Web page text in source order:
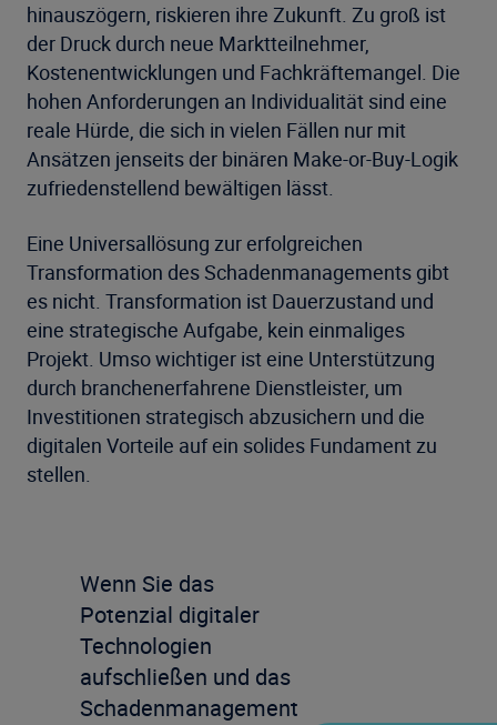
hinauszögern, riskieren ihre Zukunft. Zu groß ist
der Druck durch neue Marktteilnehmer,
Kostenentwicklungen und Fachkräftemangel. Die
hohen Anforderungen an Individualität sind eine
reale Hürde, die sich in vielen Fällen nur mit
Ansätzen jenseits der binären Make-or-Buy-Logik
zufriedenstellend bewältigen lässt.
Eine Universallösung zur erfolgreichen
Transformation des Schadenmanagements gibt
es nicht. Transformation ist Dauerzustand und
eine strategische Aufgabe, kein einmaliges
Projekt. Umso wichtiger ist eine Unterstützung
durch branchenerfahrene Dienstleister, um
Investitionen strategisch abzusichern und die
digitalen Vorteile auf ein solides Fundament zu
stellen.
Wenn Sie das
Potenzial digitaler
Technologien
aufschließen und das
Schadenmanagement